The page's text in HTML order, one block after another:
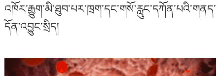
འཁོར་རྒྱུག་མི་ཐུབ་པར་ཁྲག་དང་གསོ་རླུང་དཀོན་པའི་གནད་
དོན་འབྱུང་སྲིད།